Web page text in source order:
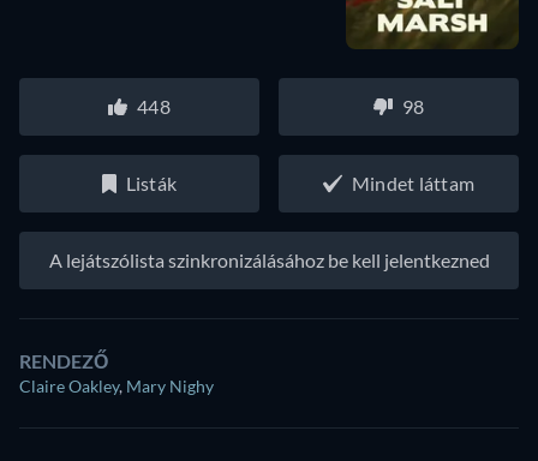
448 98
Listák Mindet láttam
A lejátszólista szinkronizálásához be kell jelentkezned
RENDEZŐ
Claire Oakley, Mary Nighy